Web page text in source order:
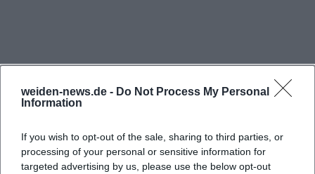
weiden-news.de - Do Not Process My Personal
Information
If you wish to opt-out of the sale, sharing to third parties, or
processing of your personal or sensitive information for
targeted advertising by us, please use the below opt-out
veröffentlicht das Vulkanerlebnis Parkstein jährlich
gesonderte Regelungen für Feiertage. Für
2025/2026 gilt: Karfreitag (18.04.2025) war
geöffnet; am Tag der Arbeit, zu Christi Himmelfahrt,
Pfingsten und Fronleichnam ist geöffnet;
Wann hat das Vulkanerlebnis Parkstein geöffnet?